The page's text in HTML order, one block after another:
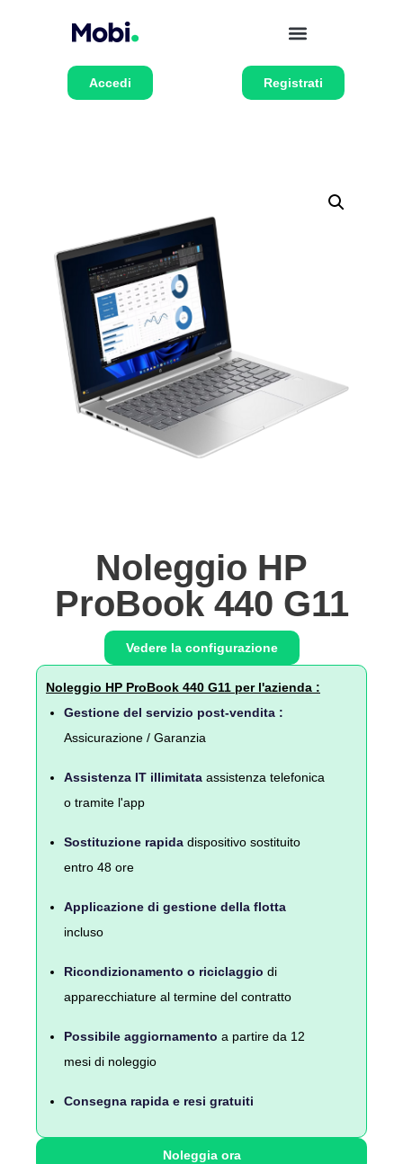
Accedi Registrati
Noleggio HP
ProBook 440 G11
Vedere la configurazione
Noleggio HP ProBook 440 G11 per l'azienda :
Gestione del servizio post-vendita :
Assicurazione / Garanzia
Assistenza IT illimitata assistenza telefonica
o tramite l'app
Sostituzione rapida dispositivo sostituito
entro 48 ore
Applicazione di gestione della flotta
incluso
Ricondizionamento o riciclaggio di
apparecchiature al termine del contratto
Possibile aggiornamento a partire da 12
mesi di noleggio
Consegna rapida e resi gratuiti
Noleggia ora